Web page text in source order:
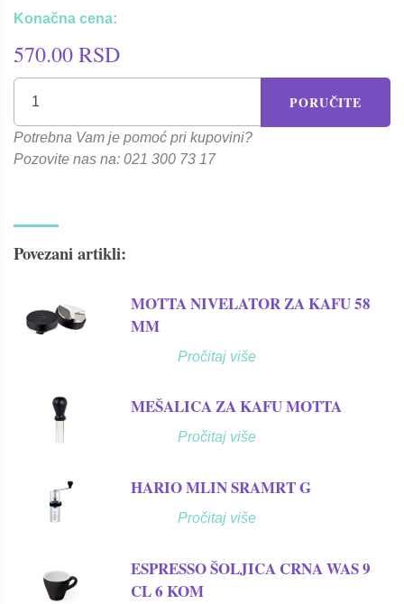
Konačna cena:
570.00 RSD
PORUČITE
Potrebna Vam je pomoć pri kupovini?
Pozovite nas na: 021 300 73 17
Povezani artikli:
MOTTA NIVELATOR ZA KAFU 58
MM
Pročitaj više
MEŠALICA ZA KAFU MOTTA
Pročitaj više
HARIO MLIN SRAMRT G
Pročitaj više
ESPRESSO ŠOLJICA CRNA WAS 9
CL 6 KOM